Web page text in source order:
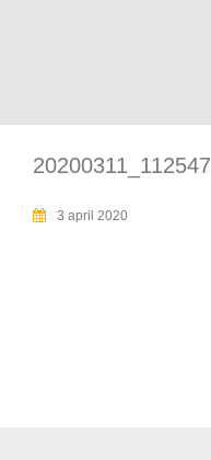
20200311_112547
3 april 2020